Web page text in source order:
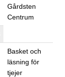
Gårdsten
Centrum
Basket och
läsning för
tjejer